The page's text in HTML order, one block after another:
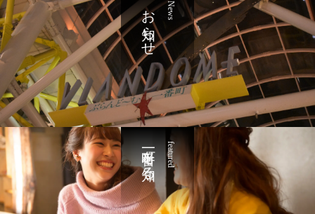
News
お知らせ
featured
一番町を知る